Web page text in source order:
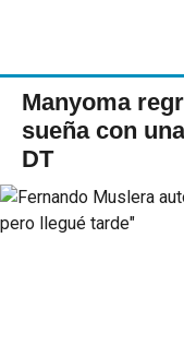
Manyoma
sueña con
DT